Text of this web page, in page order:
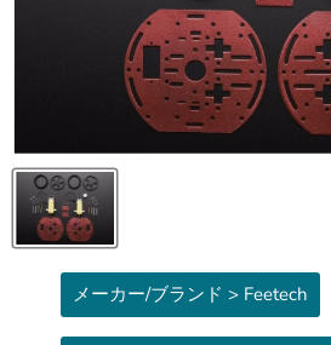
メーカー/ブランド > Feetech